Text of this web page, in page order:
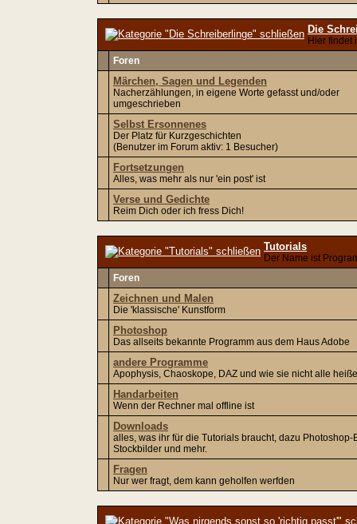
Die
Hier findet
Foren
Märchen, Sagen und Legenden
Nacherzählungen, in eigene Worte gefasst und/oder
umgeschrieben
Selbst Ersonnenes
Der Platz für Kurzgeschichten
(Benutzer im Forum aktiv: 1 Besucher)
Fortsetzungen
Alles, was mehr als nur 'ein post' ist
Verse und Gedichte
Reim Dich oder ich fress Dich!
Tutorials
Der Name ist
Foren
Zeichnen und Malen
Die 'klassische' Kunstform
Photoshop
Das allseits bekannte Programm aus dem Haus Adobe
andere Programme
Apophysis, Chaoskope, DAZ und wie sie nicht alle
Handarbeiten
Wenn der Rechner mal offline ist
Downloads
alles, was ihr für die Tutorials braucht, dazu Photoshop-
Stockbilder und mehr.
Fragen
Nur wer fragt, dem kann geholfen werfden